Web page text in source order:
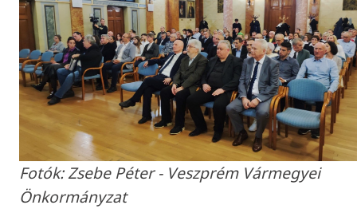
Fotók: Zsebe Péter - Veszprém Vármegyei
Önkormányzat